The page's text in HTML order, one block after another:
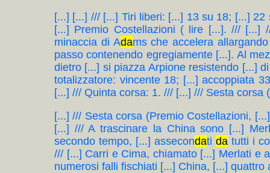
[...] [...] /// [...] Tiri liberi: [...] 13 su 18; [...]
[...] Premio Costellazioni ( lire [...]. /// [...]
minaccia di Adams che accelera
passo contenendo egregiamente [...]. Al
dietro [...] si piazza Arpione resistendo [...]
totalizzatore: vincente 18; [...] accoppiata
[...] /// Quinta corsa: 1. /// [...] /// Sesta corsa
[...] /// Sesta corsa (Premio Costellazioni,
[...] /// A trascinare la China sono [...]
secondo tempo, [...] assecondati datutti i
/// [...] Carri e Cima, chiamato [...] Merlati e
numerosi falli fischiati [...] China, [...] quattro